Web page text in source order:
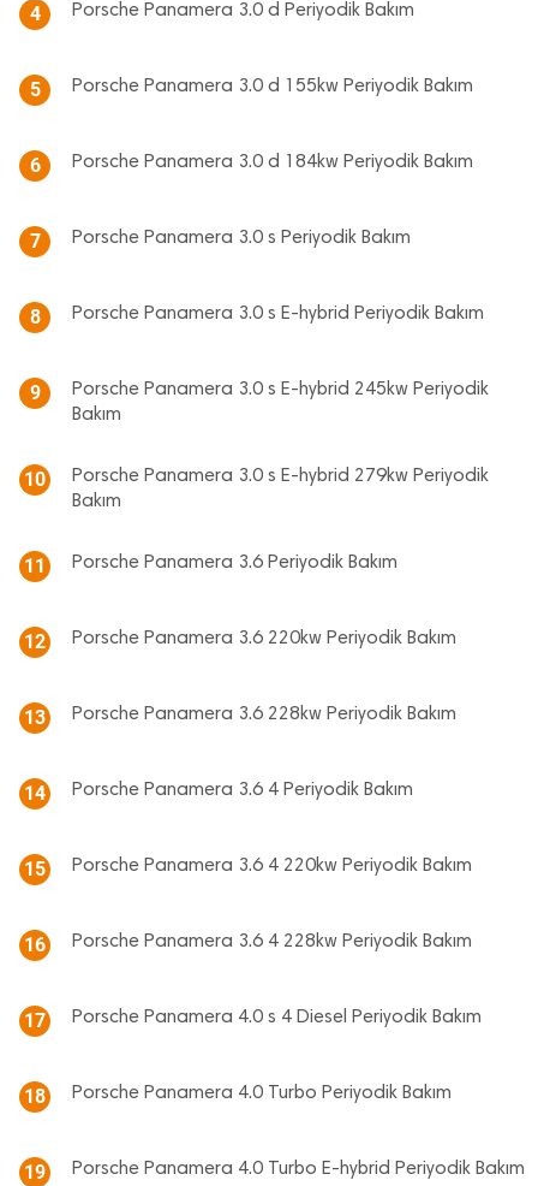
4 Porsche Panamera 3.0 d Periyodik Bakım
5 Porsche Panamera 3.0 d 155kw Periyodik Bakım
6 Porsche Panamera 3.0 d 184kw Periyodik Bakım
7 Porsche Panamera 3.0 s Periyodik Bakım
8 Porsche Panamera 3.0 s E-hybrid Periyodik Bakım
9
Porsche Panamera 3.0 s E-hybrid 245kw Periyodik
Bakım
10
Porsche Panamera 3.0 s E-hybrid 279kw Periyodik
Bakım
11 Porsche Panamera 3.6 Periyodik Bakım
12 Porsche Panamera 3.6 220kw Periyodik Bakım
13 Porsche Panamera 3.6 228kw Periyodik Bakım
14 Porsche Panamera 3.6 4 Periyodik Bakım
15 Porsche Panamera 3.6 4 220kw Periyodik Bakım
16 Porsche Panamera 3.6 4 228kw Periyodik Bakım
17 Porsche Panamera 4.0 s 4 Diesel Periyodik Bakım
18 Porsche Panamera 4.0 Turbo Periyodik Bakım
19 Porsche Panamera 4.0 Turbo E-hybrid Periyodik Bakım